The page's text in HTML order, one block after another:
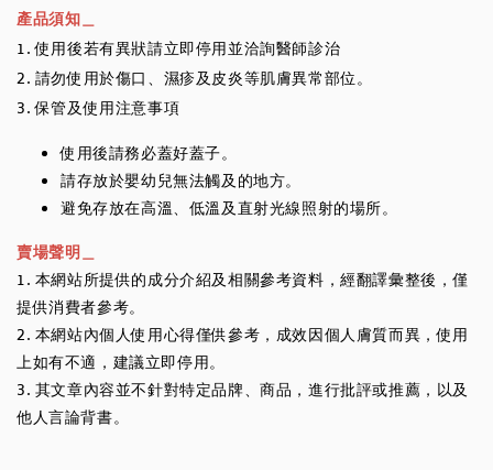
產品須知＿
1. 使用後若有異狀請立即停用並洽詢醫師診治
2. 請勿使用於傷口、濕疹及皮炎等肌膚異常部位。
3. 保管及使用注意事項
使用後請務必蓋好蓋子。
請存放於嬰幼兒無法觸及的地方。
避免存放在高溫、低溫及直射光線照射的場所。
賣場聲明＿
1. 本網站所提供的成分介紹及相關參考資料，經翻譯彙整後，僅
提供消費者參考。
2. 本網站內個人使用心得僅供參考，成效因個人膚質而異，使用
上如有不適，建議立即停用。
3. 其文章內容並不針對特定品牌、商品，進行批評或推薦，以及
他人言論背書。